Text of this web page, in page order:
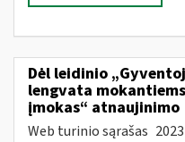
Dėl leidinio
lengvata
įmokas“ atnaujinimo
Web turinio sąrašas